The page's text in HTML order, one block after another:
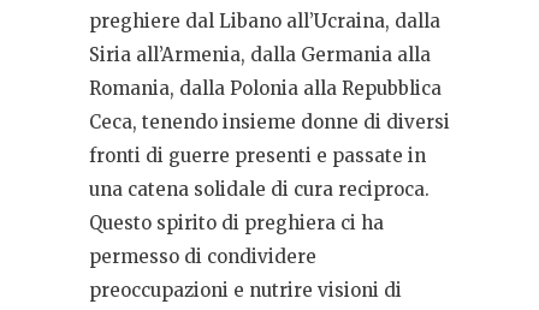
preghiere dal Libano all’Ucraina, dalla
Siria all’Armenia, dalla Germania alla
Romania, dalla Polonia alla Repubblica
Ceca, tenendo insieme donne di diversi
fronti di guerre presenti e passate in
una catena solidale di cura reciproca.
Questo spirito di preghiera ci ha
permesso di condividere
preoccupazioni e nutrire visioni di